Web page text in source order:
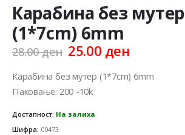
Карабина без мутер
(1*7cm) 6mm
28.00ден Original
was:
28.00 ден.
25.00 денCurrent
is:
Карабина без мутер (1*7cm) 6mm
Паковање: 200 -10k
Достапност: На залиха
Шифра: 00473